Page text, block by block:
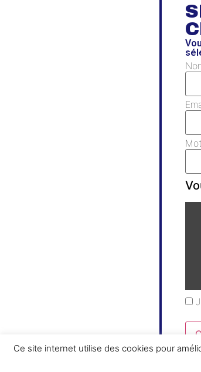
Ce site internet utilise des cookies pour